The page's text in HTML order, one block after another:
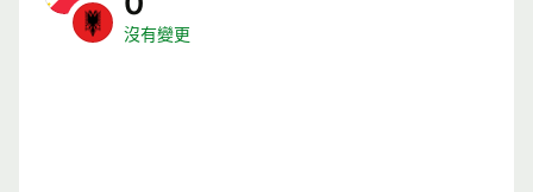
沒有變更